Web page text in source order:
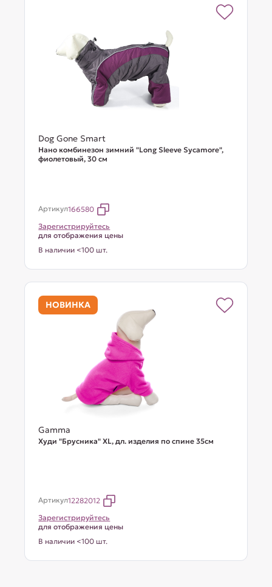
Dog Gone Smart
Нано комбинезон зимний "Long Sleeve Sycamore",
фиолетовый, 30 см
Артикул166580
Зарегистрируйтесь
для отображения цены
В наличии <100 шт.
НОВИНКА
Gamma
Худи "Брусника" XL, дл. изделия по спине 35см
Артикул12282012
Зарегистрируйтесь
для отображения цены
В наличии <100 шт.